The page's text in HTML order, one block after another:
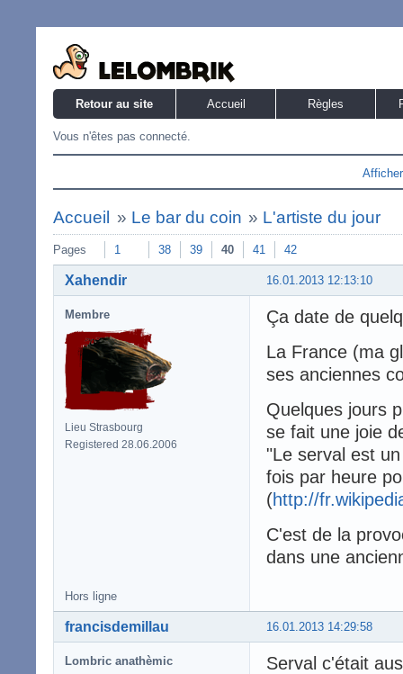
Retour au site Accueil Règles
Vous n'êtes pas connecté.
Accueil » Le bar du coin » L'artiste du jour
Pages 1 38 39 40 41 42
16.01.2013 12:13:10
Xahendir
Membre
Lieu Strasbourg
Registered 28.06.2006
Ça date de
La France (ma
ses anciennes
Quelques jours
se fait une joie
"Le serval est
fois par heure
(http://
C'est de la
dans une
Hors ligne
16.01.2013 14:29:58
francisdemillau
Lombric anathèmic
Serval c'était